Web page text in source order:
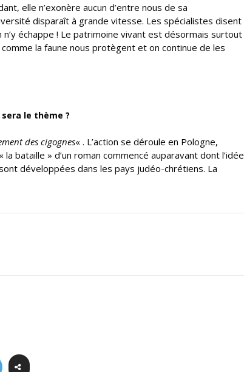
elle n’exonère aucun d’entre nous de sa
disparaît à grande vitesse. Les spécialistes disent
échappe ! Le patrimoine vivant est désormais surtout
la faune nous protègent et on continue de les
le thème ?
des cigognes« . L’action se déroule en Pologne,
bataille » d’un roman commencé auparavant dont l’idée
développées dans les pays judéo-chrétiens. La